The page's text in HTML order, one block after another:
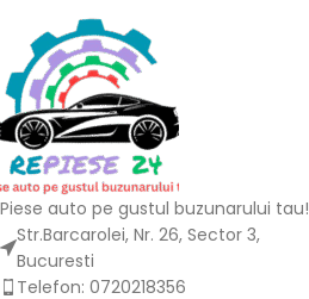
Piese auto pe gustul buzunarului tau!
Str.Barcarolei, Nr. 26, Sector 3,
Bucuresti
Telefon: 0720218356